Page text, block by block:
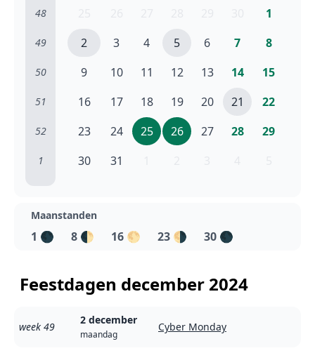
48 1
49 2 3 4 5 6 7 8
50 9 10 11 12 13 14 15
51 16 17 18 19 20 21 22
52 23 24 25 26 27 28 29
1 30 31
Maanstanden
1 🌑 8 🌓 16 🌕 23 🌗 30 🌑
Feestdagen december 2024
week 49
2 december
maandag
Cyber Monday